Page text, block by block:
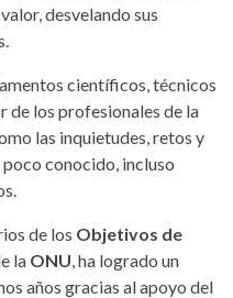
desvelando sus
científicos, técnicos
de los profesionales de la
las inquietudes, retos y
conocido, incluso
de los Objetivos de
la ONU, ha logrado un
años gracias al apoyo del